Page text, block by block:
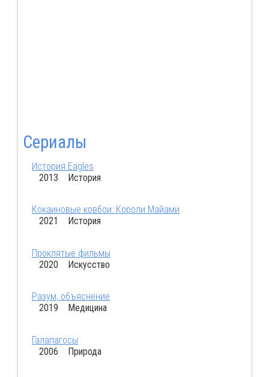
Сериалы
История Eagles
2013 История
Кокаиновые ковбои: Короли Майами
2021 История
Проклятые фильмы
2020 Искусство
Разум, объяснение
2019 Медицина
Галапагосы
2006 Природа